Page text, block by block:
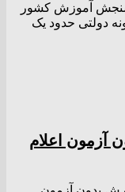
آموزش کشور
دولتی حدود یک
آزمون اعلام